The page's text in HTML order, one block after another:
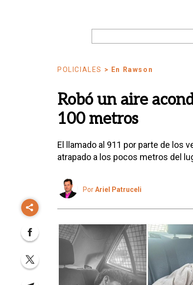
POLICIALES > En Rawson
Robó un aire
100 metros
El llamado al 911 por parte de los
atrapado a los pocos metros del
PorAriel Patruceli